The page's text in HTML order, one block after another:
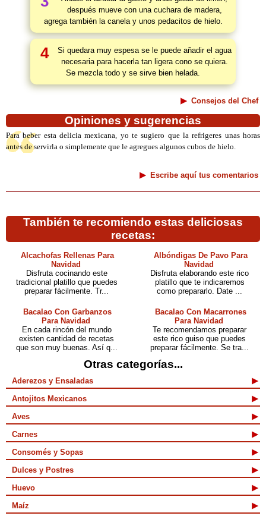
después mueve con una cuchara de madera,
agrega también la canela y unos pedacitos de hielo.
4
Si quedara muy espesa se le puede añadir el agua
necesaria para hacerla tan ligera cono se quiera.
Se mezcla todo y se sirve bien helada.
Consejos del Chef
Opiniones y sugerencias
Para beber esta delicia mexicana, yo te sugiero que la refrigeres unas horas
antes de servirla o simplemente que le agregues algunos cubos de hielo.
Escribe aquí tus comentarios
También te recomiendo estas deliciosas
recetas:
Alcachofas Rellenas Para
Navidad
Disfruta cocinando este
tradicional platillo que puedes
preparar fácilmente. Tr...
Albóndigas De Pavo Para
Navidad
Disfruta elaborando este rico
platillo que te indicaremos
como prepararlo. Date ...
Bacalao Con Garbanzos
Para Navidad
En cada rincón del mundo
existen cantidad de recetas
que son muy buenas. Así q...
Bacalao Con Macarrones
Para Navidad
Te recomendamos preparar
este rico guiso que puedes
preparar fácilmente. Se tra...
Otras categorías...
Aderezos y Ensaladas
Antojitos Mexicanos
Aves
Carnes
Consomés y Sopas
Dulces y Postres
Huevo
Maíz